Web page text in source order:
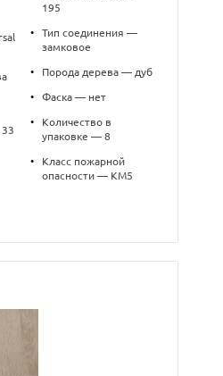
195
•
Тип соединения —
замковое
• Порода дерева — дуб
• Фаска — нет
•
Количество в
упаковке — 8
•
Класс пожарной
опасности — КМ5